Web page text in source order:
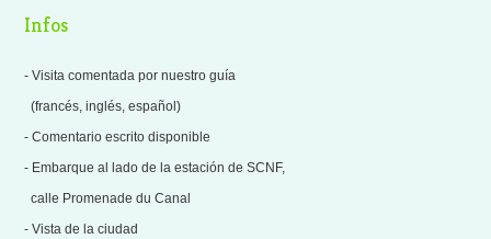
Infos
- Visita comentada por nuestro guía
(francés, inglés, español)
- Comentario escrito disponible
- Embarque al lado de la estación de SCNF,
calle Promenade du Canal
- Vista de la ciudad